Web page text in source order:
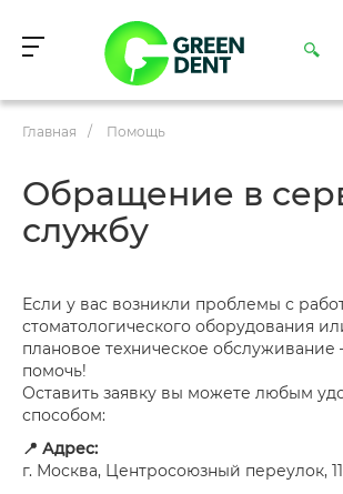
Главная / Помощь
Обращение в
службу
Если у вас возникли проблемы с
стоматологического оборудования
плановое техническое
помочь!
Оставить заявку вы можете любым
способом:
📍 Адрес:
г. Москва, Центросоюзный переулок, 11